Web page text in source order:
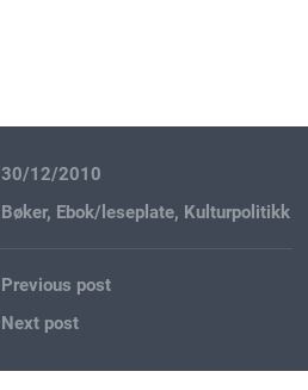
30/12/2010
Bøker, Ebok/leseplate, Kulturpolitikk
Previous post
Next post